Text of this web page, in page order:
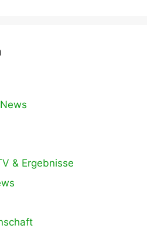
& Ergebnisse